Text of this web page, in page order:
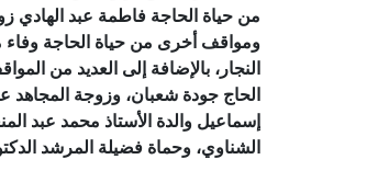
من حياة الحاجة فاطمة عبد
ومواقف أخرى من حياة الحاجة وفاء
النجار، بالإضافة إلى العديد من
الحاج جودة شعبان، وزوجة المجاهد
إسماعيل والدة الأستاذ محمد عبد
الشناوي، وحماة فضيلة المرشد